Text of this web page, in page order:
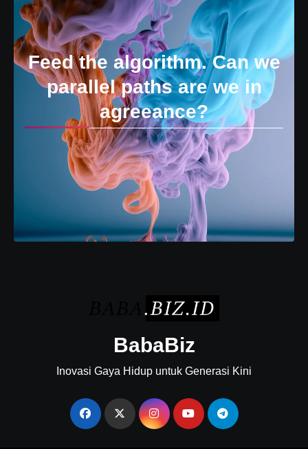
Feed the algorithm. Can we
parallel paths are we in
agreeance?
BabaBiz
Inovasi Gaya Hidup untuk Generasi Kini